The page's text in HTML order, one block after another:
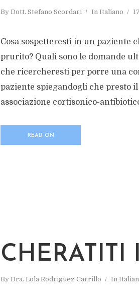
By Dott. Stefano Scordari In Italiano
Cosa sospetteresti in un paziente
prurito? Quali sono le domande
che ricercheresti per porre una
paziente spiegandogli che presto
associazione cortisonico-
READ ON
CHERATITI
By Dra. Lola Rodriguez Carrillo In